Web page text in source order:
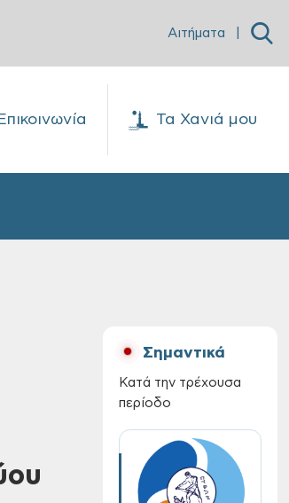
Αιτήματα
Επικοινωνία Τα Χανιά μου
Σημαντικά
Κατά την τρέχουσα
περίοδο